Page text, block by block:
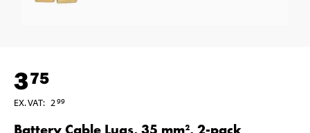
375
EX. VAT: 299
Battery Cable Lugs, 35 mm², 2-pack